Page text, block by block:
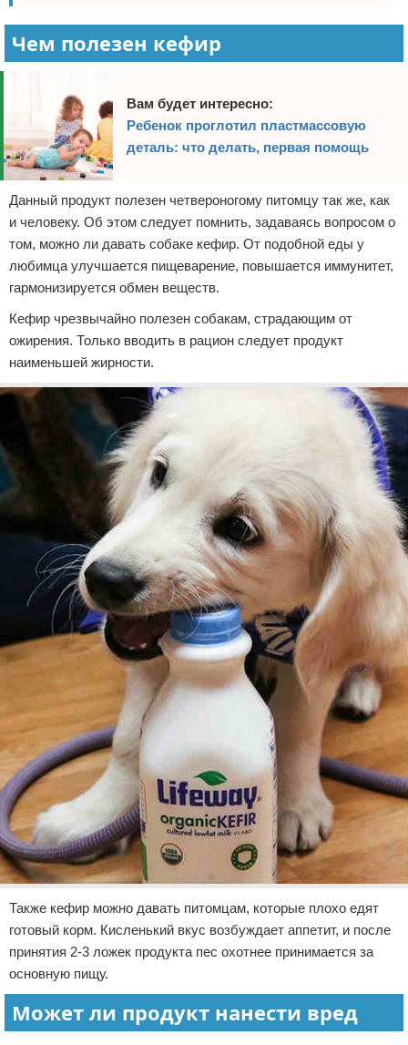
Чем полезен кефир
Вам будет интересно:
Ребенок проглотил пластмассовую
деталь: что делать, первая помощь
Данный продукт полезен четвероногому питомцу так же, как
и человеку. Об этом следует помнить, задаваясь вопросом о
том, можно ли давать собаке кефир. От подобной еды у
любимца улучшается пищеварение, повышается иммунитет,
гармонизируется обмен веществ.
Кефир чрезвычайно полезен собакам, страдающим от
ожирения. Только вводить в рацион следует продукт
наименьшей жирности.
Также кефир можно давать питомцам, которые плохо едят
готовый корм. Кисленький вкус возбуждает аппетит, и после
принятия 2-3 ложек продукта пес охотнее принимается за
основную пищу.
Может ли продукт нанести вред